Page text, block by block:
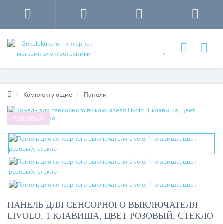
Комплектующие Панели
РОЗОВЫЙ
ПАНЕЛЬ ДЛЯ СЕНСОРНОГО ВЫКЛЮЧАТЕЛЯ
LIVOLO, 1 КЛАВИША, ЦВЕТ РОЗОВЫЙ, СТЕКЛО